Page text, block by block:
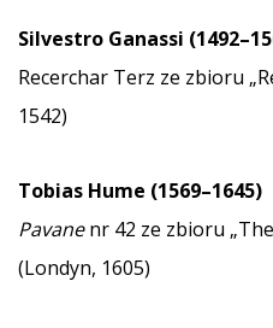
Silvestro Ganassi
Recerchar Terz ze zbioru
1542)
Tobias Hume (1569–1645)
Pavanenr 42 ze zbioru
(Londyn, 1605)